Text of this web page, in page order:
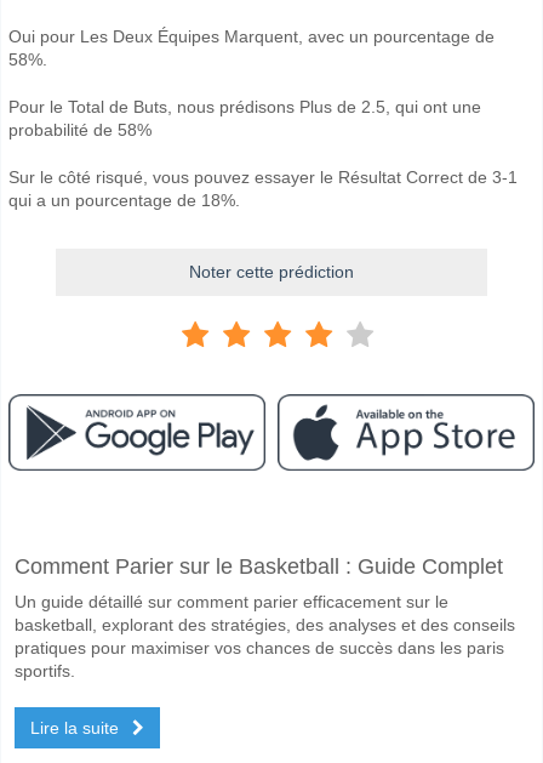
Oui pour Les Deux Équipes Marquent, avec un pourcentage de
58%.
Pour le Total de Buts, nous prédisons Plus de 2.5, qui ont une
probabilité de 58%
Sur le côté risqué, vous pouvez essayer le Résultat Correct de 3-1
qui a un pourcentage de 18%.
Noter cette prédiction
Le match entre Charleroi v OH Leuven 19 May 2026 19:30.
Quelle est l'équipe favorite pour gagner entre Charleroi
Charleroi pour le Gagnant du match, avec une probabilité de 58%
Oui pour Les Deux Équipes Marquent, avec un pourcentage de 58%.
Comment Parier sur le Basketball : Guide Complet
Un guide détaillé sur comment parier efficacement sur le
basketball, explorant des stratégies, des analyses et des conseils
pratiques pour maximiser vos chances de succès dans les paris
sportifs.
Lire la suite